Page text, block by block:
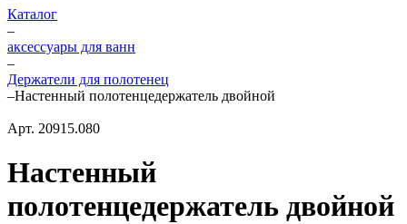
Каталог
–
аксессуары для ванн
–
Держатели для полотенец
–Настенный полотенцедержатель двойной
Арт. 20915.080
Настенный
полотенцедержатель двойной